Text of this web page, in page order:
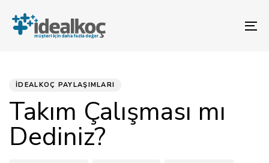
atla
gezinme
bölümüne
atlaİDEALKOÇ PAYLAŞIMLARI
Takım Çalışması mı
Dediniz?